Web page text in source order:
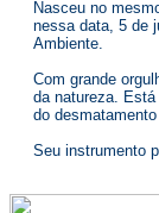
Macaquinho
a sério a